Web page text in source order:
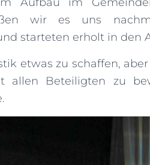
wir es uns
starteten erholt in den
etwas zu schaffen,
allen Beteiligten zu